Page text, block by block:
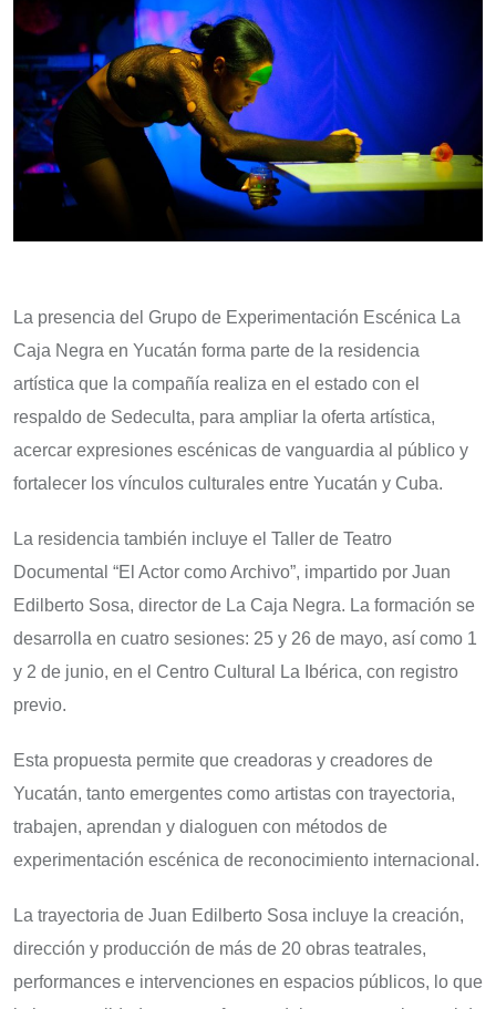
La presencia del Grupo de Experimentación Escénica La
Caja Negra en Yucatán forma parte de la residencia
artística que la compañía realiza en el estado con el
respaldo de Sedeculta, para ampliar la oferta artística,
acercar expresiones escénicas de vanguardia al público y
fortalecer los vínculos culturales entre Yucatán y Cuba.
La residencia también incluye el Taller de Teatro
Documental “El Actor como Archivo”, impartido por Juan
Edilberto Sosa, director de La Caja Negra. La formación se
desarrolla en cuatro sesiones: 25 y 26 de mayo, así como 1
y 2 de junio, en el Centro Cultural La Ibérica, con registro
previo.
Esta propuesta permite que creadoras y creadores de
Yucatán, tanto emergentes como artistas con trayectoria,
trabajen, aprendan y dialoguen con métodos de
experimentación escénica de reconocimiento internacional.
La trayectoria de Juan Edilberto Sosa incluye la creación,
dirección y producción de más de 20 obras teatrales,
performances e intervenciones en espacios públicos, lo que